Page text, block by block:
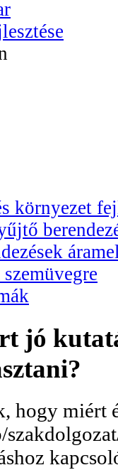
környezet
jó
hogy miért